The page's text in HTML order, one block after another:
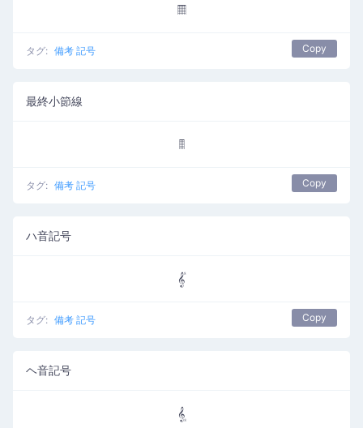
𝄜
タグ: 備考 記号 Copy
最終小節線
𝄝
タグ: 備考 記号 Copy
ハ音記号
𝄟
タグ: 備考 記号 Copy
ヘ音記号
𝄠